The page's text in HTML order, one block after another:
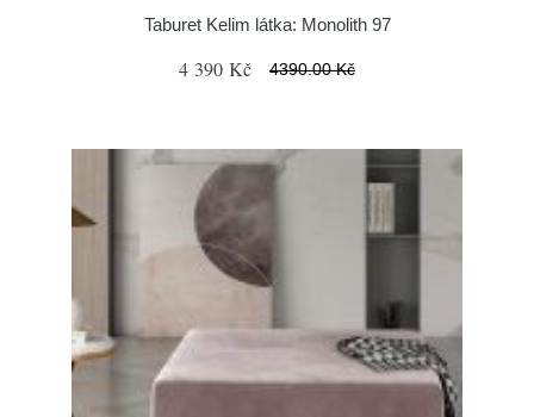
Taburet Kelim látka: Monolith 97
4 390 Kč 4390.00 Kč